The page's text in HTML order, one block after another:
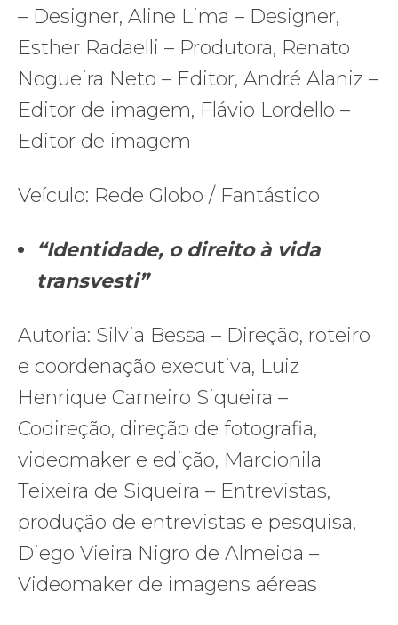
– Designer, Aline Lima – Designer,
Esther Radaelli – Produtora, Renato
Nogueira Neto – Editor, André Alaniz –
Editor de imagem, Flávio Lordello –
Editor de imagem
Veículo: Rede Globo / Fantástico
“Identidade, o direito à vida
transvesti”
Autoria: Silvia Bessa – Direção, roteiro
e coordenação executiva, Luiz
Henrique Carneiro Siqueira –
Codireção, direção de fotografia,
videomaker e edição, Marcionila
Teixeira de Siqueira – Entrevistas,
produção de entrevistas e pesquisa,
Diego Vieira Nigro de Almeida –
Videomaker de imagens aéreas